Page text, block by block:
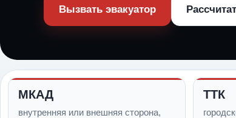
Вызвать эвакуатор
МКАД
внутренняя или внешняя сторона,
ТТК